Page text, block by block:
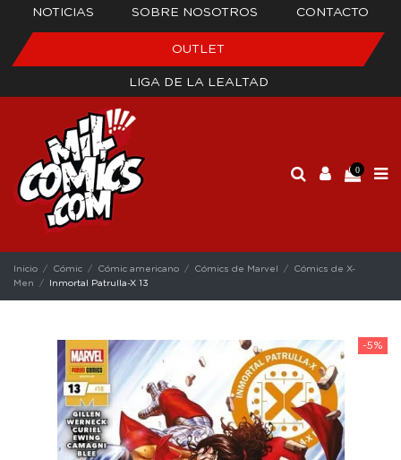
NOTICIAS SOBRE NOSOTROS CONTACTO
OUTLET
LIGA DE LA LEALTAD
0
Inicio Cómic Cómic americano Cómics de Marvel
Cómics de X-
Men
Inmortal Patrulla-X 13
-5%